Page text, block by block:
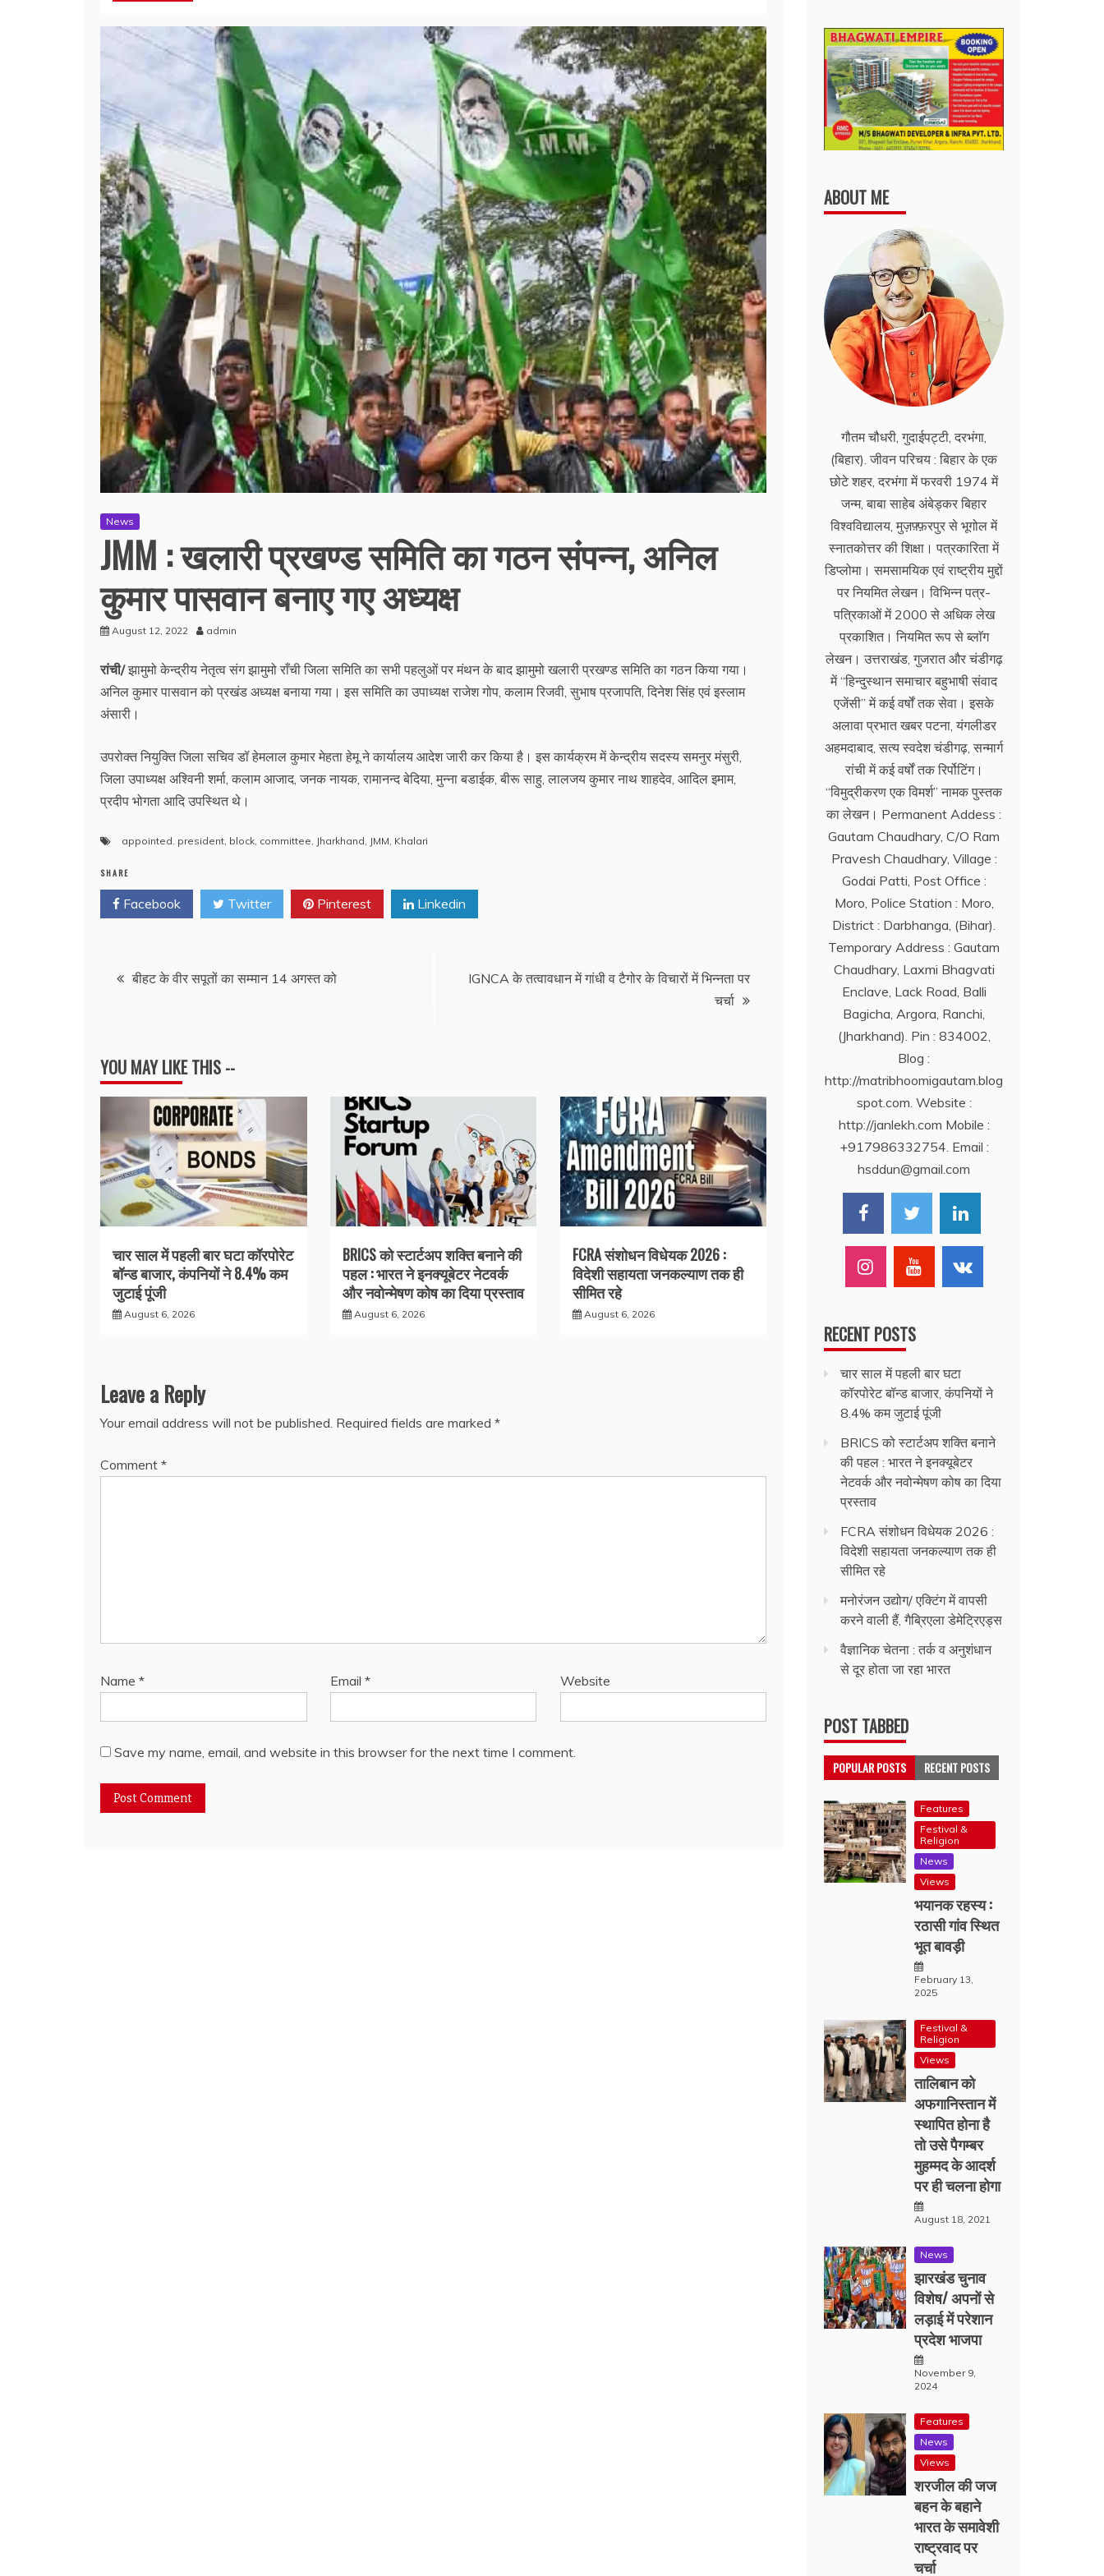
News
JMM : खलारी प्रखण्ड समिति का गठन संपन्न, अनिल
कुमार पासवान बनाए गए अध्यक्ष
August 12, 2022 admin
रांची/झामुमो केन्द्रीय नेतृत्व संग झामुमो राँची जिला समिति का सभी पहलुओं पर मंथन के बाद झामुमो खलारी प्रखण्ड समिति का गठन किया गया।
अनिल कुमार पासवान को प्रखंड अध्यक्ष बनाया गया। इस समिति का उपाध्यक्ष राजेश गोप, कलाम रिजवी, सुभाष प्रजापति, दिनेश सिंह एवं इस्लाम
अंसारी।
उपरोक्त नियुक्ति जिला सचिव डॉ हेमलाल कुमार मेहता हेमू ने कार्यालय आदेश जारी कर किया है। इस कार्यक्रम में केन्द्रीय सदस्य समनुर मंसुरी,
जिला उपाध्यक्ष अश्विनी शर्मा, कलाम आजाद, जनक नायक, रामानन्द बेदिया, मुन्ना बडाईक, बीरू साहु, लालजय कुमार नाथ शाहदेव, आदिल इमाम,
प्रदीप भोगता आदि उपस्थित थे।
appointed. president block committee Jharkhand JMM Khalari
SHARE
Facebook Twitter Pinterest Linkedin
Postबीहट के वीर सपूतों का सम्मान 14 अगस्त को
IGNCA के तत्वावधान में गांधी व टैगोर के विचारों में भिन्नता पर
चर्चा
YOU MAY LIKE THIS --
चार साल में पहली बार घटा कॉरपोरेट
बॉन्ड बाजार, कंपनियों ने 8.4% कम
जुटाई पूंजी
August 6, 2026
BRICS को स्टार्टअप शक्ति बनाने की
पहल : भारत ने इनक्यूबेटर नेटवर्क
और नवोन्मेषण कोष का दिया प्रस्ताव
August 6, 2026
FCRA संशोधन विधेयक 2026 :
विदेशी सहायता जनकल्याण तक ही
सीमित रहे
August 6, 2026
Leave a Reply
Your email address will not be published. Required fields are marked *
Comment *
Name * Email * Website
Save my name, email, and website in this browser for the next time I comment.
ABOUT ME
गौतम चौधरी, गुदाईपट्टी, दरभंगा,
(बिहार). जीवन परिचय : बिहार के एक
छोटे शहर, दरभंगा में फरवरी 1974 में
जन्म, बाबा साहेब अंबेड्कर बिहार
विश्वविद्यालय, मुज़फ़्फ़रपुर से भूगोल में
स्नातकोत्तर की शिक्षा। पत्रकारिता में
डिप्लोमा। समसामयिक एवं राष्ट्रीय मुद्दों
पर नियमित लेखन। विभिन्न पत्र-
पत्रिकाओं में 2000 से अधिक लेख
प्रकाशित। नियमित रूप से ब्लाॅग
लेखन। उत्तराखंड, गुजरात और चंडीगढ़
में ‘‘हिन्दुस्थान समाचार बहुभाषी संवाद
एजेंसी’’ में कई वर्षों तक सेवा। इसके
अलावा प्रभात खबर पटना, यंगलीडर
अहमदाबाद, सत्य स्वदेश चंडीगढ़, सन्मार्ग
रांची में कई वर्षों तक रिर्पोटिंग।
‘‘विमुद्रीकरण एक विमर्श’’ नामक पुस्तक
का लेखन। Permanent Addess :
Gautam Chaudhary, C/O Ram
Pravesh Chaudhary, Village :
Godai Patti, Post Office :
Moro, Police Station : Moro,
District : Darbhanga, (Bihar).
Temporary Address : Gautam
Chaudhary, Laxmi Bhagvati
Enclave, Lack Road, Balli
Bagicha, Argora, Ranchi,
(Jharkhand). Pin : 834002,
Blog :
http://matribhoomigautam.blog
spot.com. Website :
http://janlekh.com Mobile :
+917986332754. Email :
hsddun@gmail.com
RECENT POSTS
चार साल में पहली बार घटा
कॉरपोरेट बॉन्ड बाजार, कंपनियों ने
8.4% कम जुटाई पूंजी
BRICS को स्टार्टअप शक्ति बनाने
की पहल : भारत ने इनक्यूबेटर
नेटवर्क और नवोन्मेषण कोष का दिया
प्रस्ताव
FCRA संशोधन विधेयक 2026 :
विदेशी सहायता जनकल्याण तक ही
सीमित रहे
मनोरंजन उद्योग/ एक्टिंग में वापसी
करने वाली हैं, गैब्रिएला डेमेट्रिएड्स
वैज्ञानिक चेतना : तर्क व अनुशंधान
से दूर होता जा रहा भारत
POST TABBED
POPULAR POSTS RECENT POSTS
Features
Festival &
Religion
News
Views
भयानक रहस्य :
रठासी गांव स्थित
भूत बावड़ी
February 13,
2025
Festival &
Religion
Views
तालिबान को
अफगानिस्तान में
स्थापित होना है
तो उसे पैगम्बर
मुहम्मद के आदर्श
पर ही चलना होगा
August 18, 2021
News
झारखंड चुनाव
विशेष/ अपनों से
लड़ाई में परेशान
प्रदेश भाजपा
November 9,
2024
Features
News
Views
शरजील की जज
बहन के बहाने
भारत के समावेशी
राष्ट्रवाद पर
चर्चा